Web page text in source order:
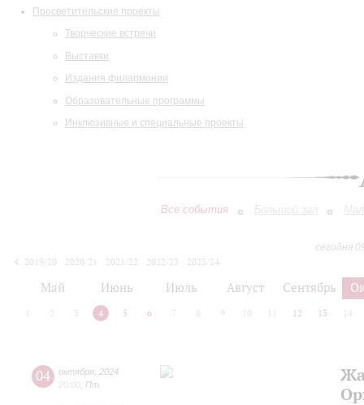
Просветительские проекты
Творческие встречи
Выставки
Издания филармонии
Образовательные программы
Инклюзивные и специальные проекты
Все события Большой зал
сегодня
2019/20
2020/21 2021/22 2022/23
2023/24
Май Июнь Июль Август Сентябрь
2 3 4 5 6 7 8 9 10 12 13 14
04 октября 2024
20:00 Пт